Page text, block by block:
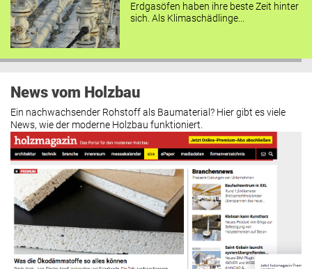
Erdgasöfen haben ihre beste Zeit hinter
sich. Als Klimaschädlinge...
News vom Holzbau
Ein nachwachsender Rohstoff als Baumaterial? Hier gibt es viele
News, wie der moderne Holzbau funktioniert.